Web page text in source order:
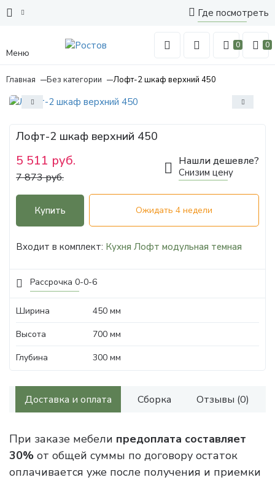
Где посмотреть
Меню
0 0
Главная Без категории Лофт-2 шкаф верхний 450
Рассрочка 0-0-6
Лофт-2 шкаф верхний 450
5 511 руб.
7 873 руб.
Нашли дешевле?
Снизим цену
Купить Ожидать 4 недели
Входит в комплект: Кухня Лофт модульная темная
Ширина
450 мм
Высота
700 мм
Глубина
300 мм
Доставка и оплата Сборка Отзывы (0)
При заказе мебели предоплата составляет
30% от общей суммы по договору остаток
оплачивается уже после получения и приемки